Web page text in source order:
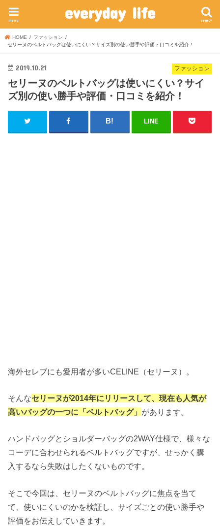
everyday life search
menu
HOME
ファッション
セリーヌのベルトバッグは使いにくい？サイズ別の使い勝手や評価・口コミを紹介！
ファッション
2019.10.21
セリーヌのベルトバッグは使いにくい？サイ
ズ別の使い勝手や評価・口コミを紹介！
LINE
海外セレブにも愛用者が多いCELINE（セリーヌ）。
そんなセリーヌが2014年にリリースして、現在も人気が
高いバッグの一つに「ベルトバッグ」 があります。
ハンドバッグとショルダーバッグの2WAY仕様で、様々な
コーデに合わせられるベルトバッグですが、せっかく購
入するなら失敗はしたくないものです。
そこで今回は、セリーヌのベルトバッグに焦点を当て
て、使いにくいのかを検証し、サイズごとの使い勝手や
評価をお伝えしていきます。